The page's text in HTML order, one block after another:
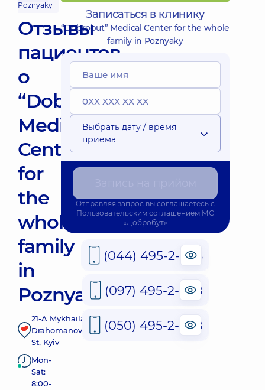
Poznyaky
Отзывы
пациентов
о
“Dobrobut”
Medical
Center
for
the
whole
family
in
Poznyaky
21-A Mykhaila
Drahomanova
St, Kyiv
Mon-
Sat:
8:00-
Записаться в клинику
“Dobrobut” Medical Center for the whole
family in Poznyaky
Выбрать дату / время
приема
Отправляя запрос вы соглашаетесь с
Пользовательским соглашением МС
«Добробут»
(044) 495-2-888
(097) 495-2-888
(050) 495-2-888